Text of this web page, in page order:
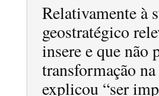
Relativamente à
geostratégico
insere e que não
transformação
explicou “ser